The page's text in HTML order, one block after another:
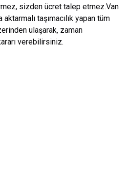
sizden ücret talep etmez.Van
taşımacılık yapan tüm
ulaşarak, zaman
verebilirsiniz.